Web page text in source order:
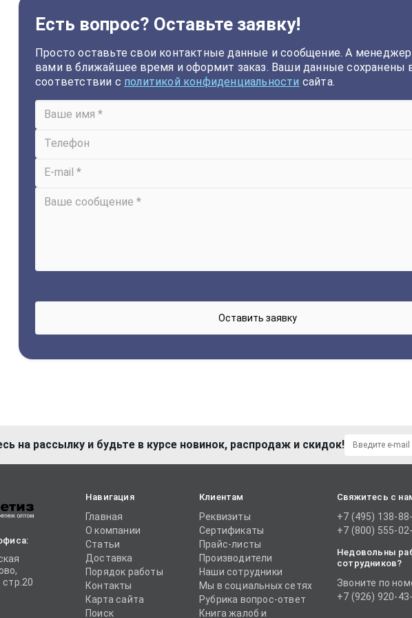
Есть вопрос? Оставьте заявку!
Просто оставьте свои контактные данные и сообщение. А
вами в ближайшее время и оформит заказ. Ваши данные сохранены
соответствии с политикой конфиденциальности сайта.
на рассылку и будьте в курсе новинок, распродаж и скидок!
стр.20
Навигация
Главная
О компании
Статьи
Доставка
Порядок работы
Контакты
Карта сайта
Поиск
Клиентам
Реквизиты
Сертификаты
Прайс-листы
Производители
Наши сотрудники
Мы в социальных сетях
Рубрика вопрос-ответ
Книга жалоб и
Свяжитесь с
+7 (495) 138-
+7 (800) 555-
Недовольны
сотрудников?
Звоните по
+7 (926) 920-